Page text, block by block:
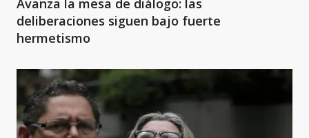
Avanza la mesa de diálogo: las
deliberaciones siguen bajo fuerte
hermetismo